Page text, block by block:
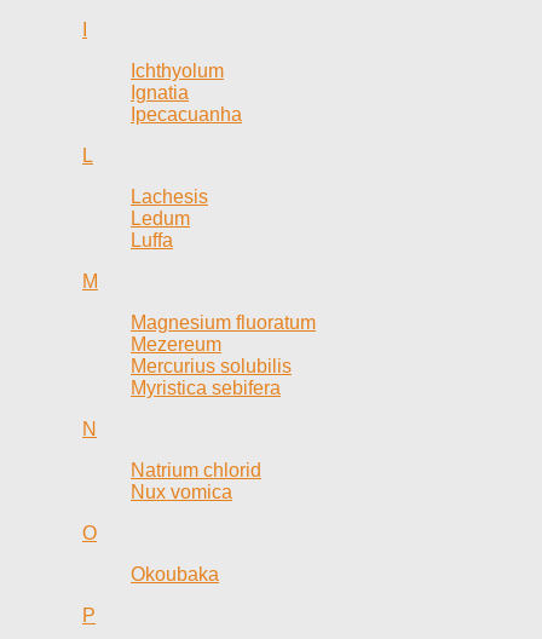
Ichthyolum
Ignatia
Ipecacuanha
L
Lachesis
Ledum
Luffa
M
Magnesium fluoratum
Mezereum
Mercurius solubilis
Myristica sebifera
N
Natrium chlorid
Nux vomica
O
Okoubaka
P